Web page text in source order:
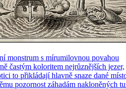
monstrum s mírumilovnou povahou
častým koloritem nejrůznějších jezer,
to přikládají hlavně snaze dané
pozornost záhadám nakloněných